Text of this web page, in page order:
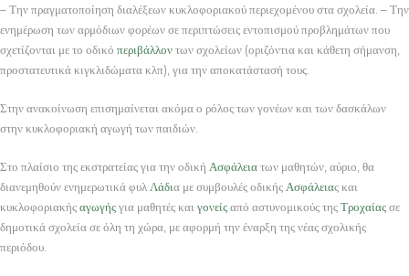
– Την πραγματοποίηση διαλέξεων κυκλοφοριακού περιεχομένου στα σχολεία. – Την
ενημέρωση των αρμόδιων φορέων σε περιπτώσεις εντοπισμού προβλημάτων που
σχετίζονται με το οδικό περιβάλλοντων σχολείων (οριζόντια και κάθετη σήμανση,
προστατευτικά κιγκλιδώματα κλπ), για την αποκατάστασή τους.
Στην ανακοίνωση επισημαίνεται ακόμα ο ρόλος των γονέων και των δασκάλων
στην κυκλοφοριακή αγωγή των παιδιών.
Στο πλαίσιο της εκστρατείας για την οδική Ασφάλειατων μαθητών, αύριο, θα
διανεμηθούν ενημερωτικά φυλ Λάδια με συμβουλές οδικής Ασφάλειας και
κυκλοφοριακήςαγωγήςγια μαθητές και γονείςαπό αστυνομικούς τηςΤροχαίαςσε
δημοτικά σχολεία σε όλη τη χώρα, με αφορμή την έναρξη της νέας σχολικής
περιόδου.